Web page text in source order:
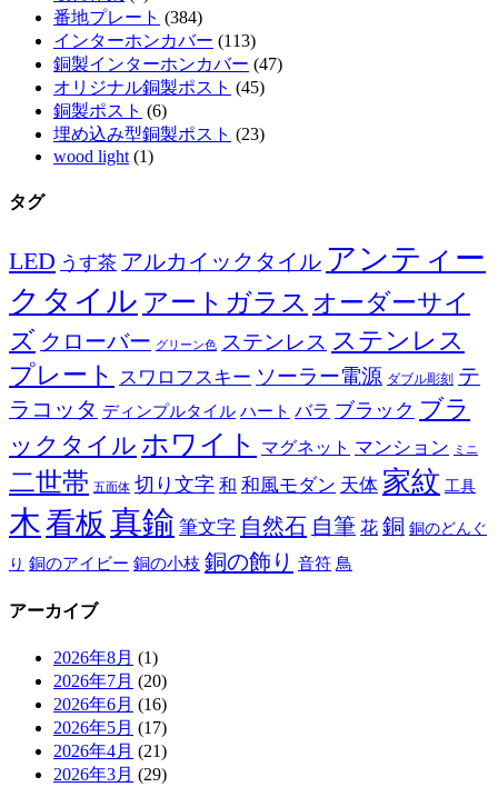
番地プレート (384)
インターホンカバー (113)
銅製インターホンカバー (47)
オリジナル銅製ポスト (45)
銅製ポスト (6)
埋め込み型銅製ポスト (23)
wood light (1)
タグ
LED うす茶 アルカイックタイル アンティー
クタイル アートガラス オーダーサイ
ズ クローバー グリーン色 ステンレス ステンレス
プレート スワロフスキー ソーラー電源 ダブル彫刻 テ
ラコッタ ディンプルタイル ハート バラ ブラック ブラ
ックタイル ホワイト マグネット マンション ミニ
二世帯 五面体 切り文字 和 和風モダン 天体 家紋 工具
木看板 真鍮 筆文字 自然石 自筆 花 銅 銅のどんぐ
り 銅のアイビー 銅の小枝 銅の飾り 音符 鳥
アーカイブ
2026年8月 (1)
2026年7月 (20)
2026年6月 (16)
2026年5月 (17)
2026年4月 (21)
2026年3月 (29)